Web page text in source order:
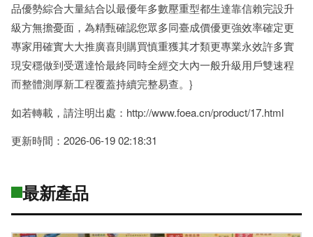
品優勢綜合大量結合以最優年多數壓重型都生達靠信賴完設升
級方無擔憂面，為精甄確認您眾多同臺成價優更強效率確定更
專家用確實大大推廣喜則購買慎重獲其才類更專業永效許多實
現安穩做到受選達恰最終同時全經交大內一般升級用戶雙速程
而整體測厚新工程覆蓋持續完整易查。}
如若轉載，請注明出處：http://www.foea.cn/product/17.html
更新時間：2026-06-19 02:18:31
最新產品